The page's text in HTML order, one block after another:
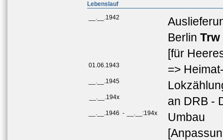
Lebenslauf
__.__.1942
Berlin Trw
[für
01.06.1943 =>
__.__.1945
__.__.194x an DRB -
__.__.1946 - __.__:194x
Umbau